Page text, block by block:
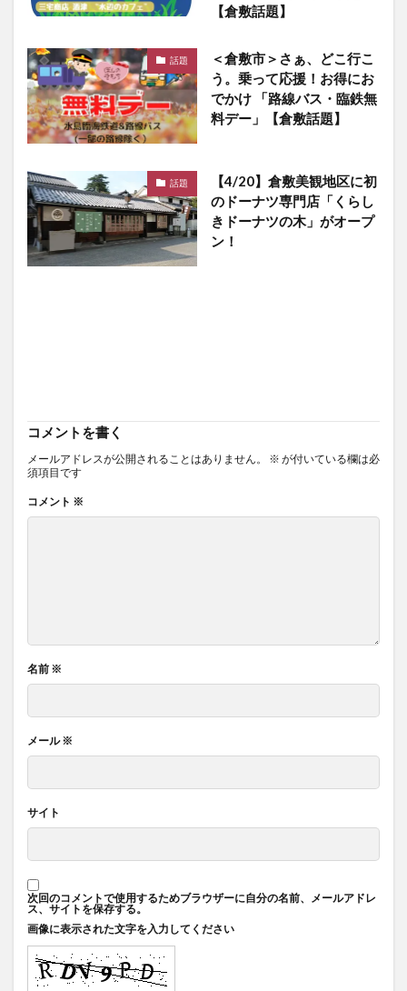
【倉敷話題】
話題
＜倉敷市＞さぁ、どこ行こ
う。乗って応援！お得にお
でかけ 「路線バス・臨鉄無
料デー」【倉敷話題】
話題
【4/20】倉敷美観地区に初
のドーナツ専門店「くらし
きドーナツの木」がオープ
ン！
コメントを書く
メールアドレスが公開されることはありません。 ※ が付いている欄は必
須項目です
コメント ※
名前 ※
メール※
サイト
次回のコメントで使用するためブラウザーに自分の名前、メールアドレ
ス、サイトを保存する。
画像に表示された文字を入力してください